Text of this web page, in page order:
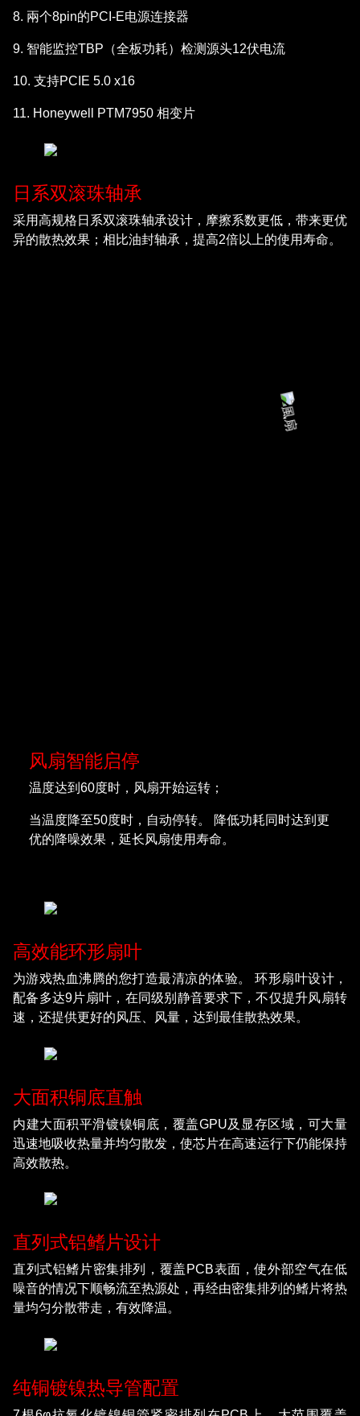
8. 兩个8pin的PCI-E电源连接器
9. 智能监控TBP（全板功耗）检测源头12伏电流
10. 支持PCIE 5.0 x16
11. Honeywell PTM7950 相变片
日系双滚珠轴承
采用高规格日系双滚珠轴承设计，摩擦系数更低，带来更优
异的散热效果；相比油封轴承，提高2倍以上的使用寿命。
风扇智能启停
温度达到60度时，风扇开始运转；
当温度降至50度时，自动停转。 降低功耗同时达到更
优的降噪效果，延长风扇使用寿命。
高效能环形扇叶
为游戏热血沸腾的您打造最清凉的体验。 环形扇叶设计，
配备多达9片扇叶，在同级别静音要求下，不仅提升风扇转
速，还提供更好的风压、风量，达到最佳散热效果。
大面积铜底直触
内建大面积平滑镀镍铜底，覆盖GPU及显存区域，可大量
迅速地吸收热量并均匀散发，使芯片在高速运行下仍能保持
高效散热。
直列式铝鳍片设计
直列式铝鳍片密集排列，覆盖PCB表面，使外部空气在低
噪音的情况下顺畅流至热源处，再经由密集排列的鳍片将热
量均匀分散带走，有效降温。
纯铜镀镍热导管配置